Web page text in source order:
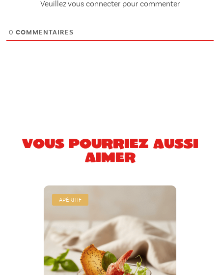
Veuillez vous connecter pour commenter
0 COMMENTAIRES
Vous pourriez aussi
aimer
APÉRITIF